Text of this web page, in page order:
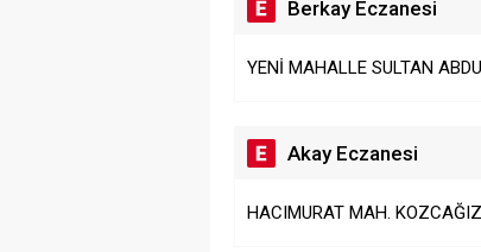
Berkay Eczanesi
YENİ MAHALLE SULTAN
Akay Eczanesi
HACIMURAT MAH.